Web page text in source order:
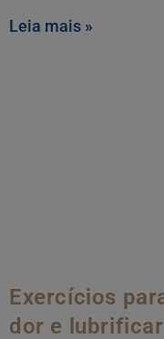
Leia mais »
Exercícios
dor e